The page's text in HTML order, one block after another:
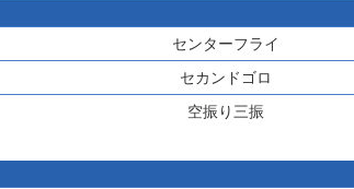
センターフライ
セカンドゴロ
空振り三振